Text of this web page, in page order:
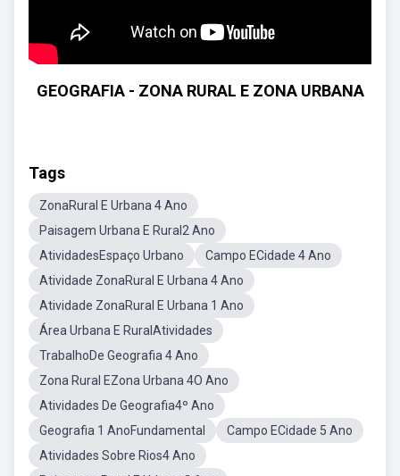
GEOGRAFIA - ZONA RURAL E ZONA URBANA
Tags
ZonaRural E Urbana 4 Ano
Paisagem Urbana E Rural2 Ano
AtividadesEspaço Urbano
Campo ECidade 4 Ano
Atividade ZonaRural E Urbana 4 Ano
Atividade ZonaRural E Urbana 1 Ano
Área Urbana E RuralAtividades
TrabalhoDe Geografia 4 Ano
Zona Rural EZona Urbana 4O Ano
Atividades De Geografia4º Ano
Geografia 1 AnoFundamental
Campo ECidade 5 Ano
Atividades Sobre Rios4 Ano